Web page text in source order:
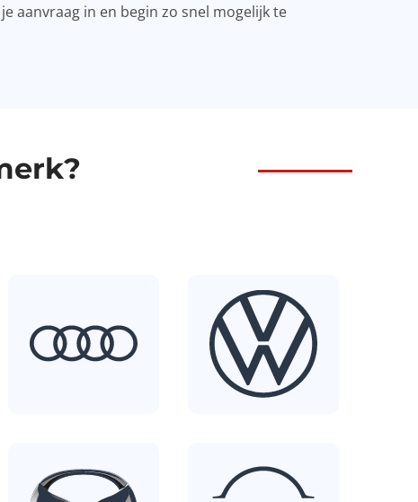
aanvraag in en begin zo snel mogelijk te